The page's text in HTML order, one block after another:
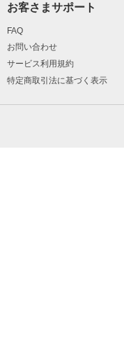
お客さまサポート
FAQ
お問い合わせ
サービス利用規約
特定商取引法に基づく表示